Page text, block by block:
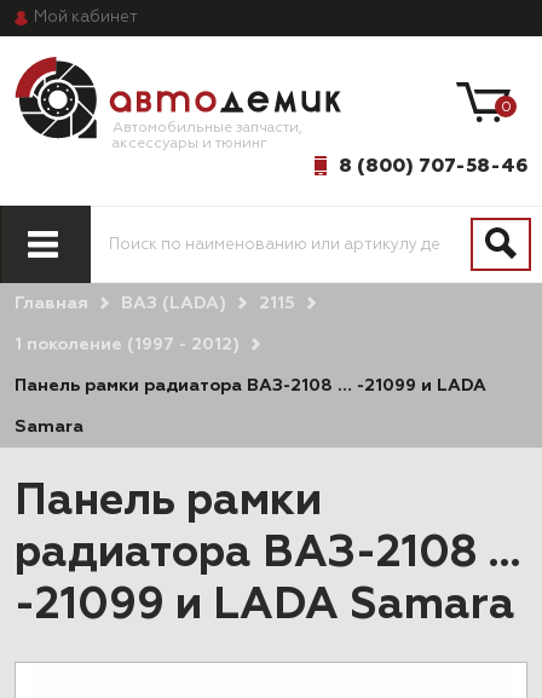
Мой кабинет
Автомобильные запчасти,
аксессуары и тюнинг
8 (800) 707-58-46
0
Главная ВАЗ (LADA) 2115
1 поколение (1997 - 2012)
Панель рамки радиатора ВАЗ-2108 … -21099 и LADA
Samara
Панель рамки
радиатора ВАЗ-2108 …
-21099 и LADA Samara